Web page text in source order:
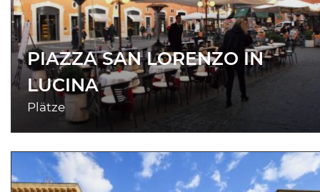
PIAZZA SAN LORENZO IN
LUCINA
Plätze